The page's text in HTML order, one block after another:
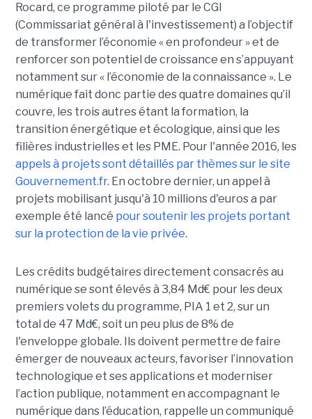
Rocard, ce programme piloté par le CGI
(Commissariat général à l'investissement) a l’objectif
de transformer l’économie « en profondeur » et de
renforcer son potentiel de croissance en s’appuyant
notamment sur « l’économie de la connaissance ». Le
numérique fait donc partie des quatre domaines qu’il
couvre, les trois autres étant la formation, la
transition énergétique et écologique, ainsi que les
filières industrielles et les PME. Pour l'année 2016, les
appels à projets sont détaillés par thèmes sur le site
Gouvernement.fr. En octobre dernier, un appel à
projets mobilisant jusqu'à 10 millions d'euros a par
exemple été lancé pour soutenir les projets portant
sur la protection de la vie privée.
Les crédits budgétaires directement consacrés au
numérique se sont élevés à 3,84 Md€ pour les deux
premiers volets du programme, PIA 1 et 2, sur un
total de 47 Md€, soit un peu plus de 8% de
l'enveloppe globale. Ils doivent permettre de faire
émerger de nouveaux acteurs, favoriser l’innovation
technologique et ses applications et moderniser
l’action publique, notamment en accompagnant le
numérique dans l’éducation, rappelle un communiqué